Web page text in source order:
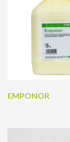
EMPONOR